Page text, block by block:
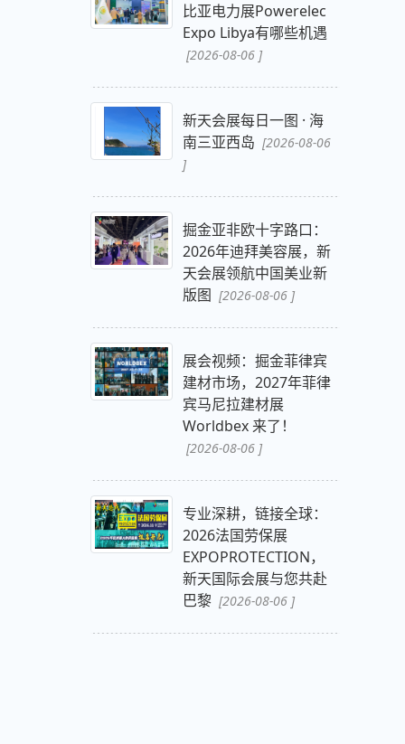
比亚电力展Powerelec
Expo Libya有哪些机遇
[2026-08-06 ]
新天会展每日一图 · 海
南三亚西岛 [2026-08-06
]
掘金亚非欧十字路口：
2026年迪拜美容展，新
天会展领航中国美业新
版图 [2026-08-06 ]
展会视频：掘金菲律宾
建材市场，2027年菲律
宾马尼拉建材展
Worldbex 来了！
[2026-08-06 ]
专业深耕，链接全球：
2026法国劳保展
EXPOPROTECTION，
新天国际会展与您共赴
巴黎 [2026-08-06 ]